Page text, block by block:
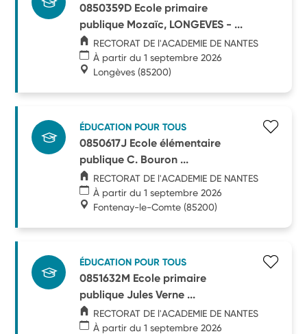
0850359D Ecole primaire
publique Mozaïc, LONGEVES - ...
RECTORAT DE l'ACADEMIE DE NANTES
À partir du 1 septembre 2026
Longèves (85200)
ÉDUCATION POUR TOUS
0850617J Ecole élémentaire
publique C. Bouron ...
RECTORAT DE l'ACADEMIE DE NANTES
À partir du 1 septembre 2026
Fontenay-le-Comte (85200)
ÉDUCATION POUR TOUS
0851632M Ecole primaire
publique Jules Verne ...
RECTORAT DE l'ACADEMIE DE NANTES
À partir du 1 septembre 2026